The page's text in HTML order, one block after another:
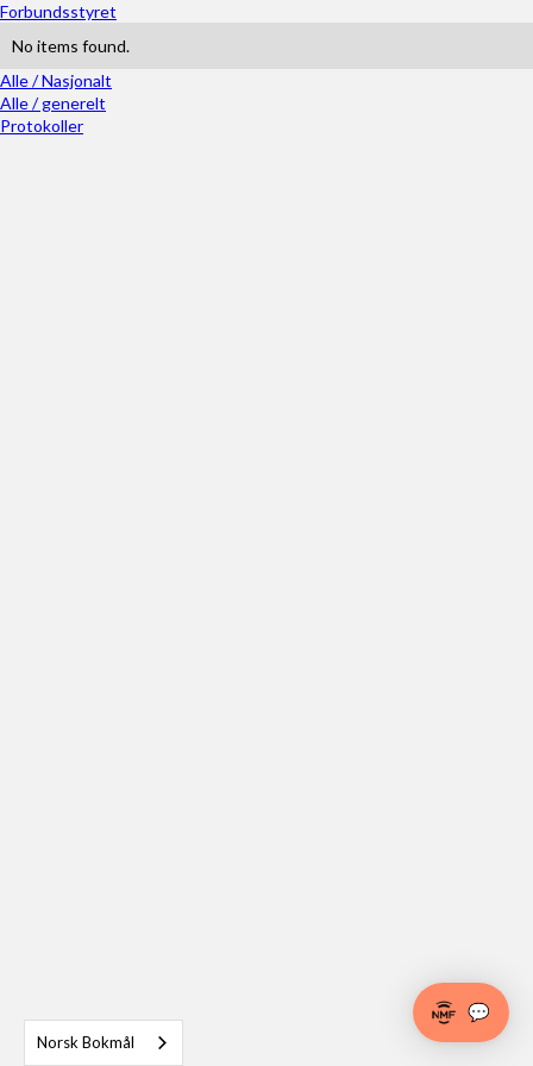
Forbundsstyret
No items found.
Alle / Nasjonalt
Alle / generelt
Protokoller
Norsk Bokmål
💬